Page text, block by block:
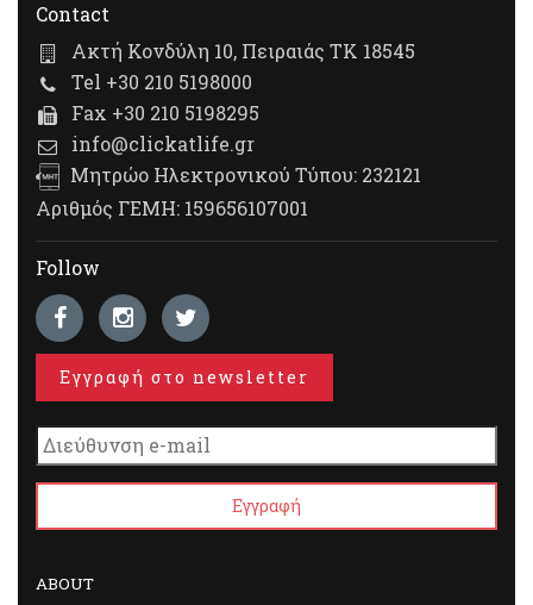
Contact
Ακτή Κονδύλη 10, Πειραιάς ΤΚ 18545
Tel +30 210 5198000
Fax +30 210 5198295
info@clickatlife.gr
Μητρώο Ηλεκτρονικού Τύπου: 232121
Αριθμός ΓΕΜΗ: 159656107001
Follow
Εγγραφή στο newsletter
ABOUT